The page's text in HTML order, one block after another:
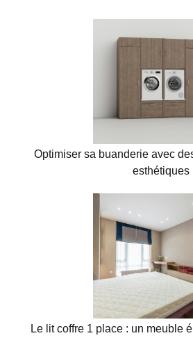
Optimiser sa buanderie avec
esthétiques
Le lit coffre 1 place : un meuble